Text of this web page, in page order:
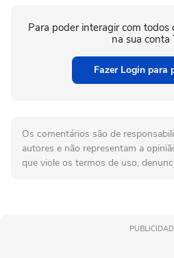
Para poder interagir com todos
na sua conta
Fazer Login para
Os comentários são de
autores e não representam a
que viole os termos de uso,